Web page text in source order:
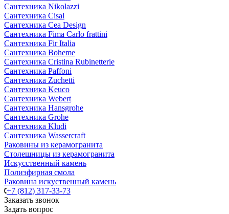
Сантехника Nikolazzi
Сантехника Cisal
Сантехника Cea Design
Сантехника Fima Carlo frattini
Сантехника Fir Italia
Сантехника Boheme
Сантехника Cristina Rubinetterie
Сантехника Paffoni
Сантехника Zuchetti
Сантехника Keuco
Сантехника Webert
Сантехника Hansgrohe
Сантехника Grohe
Сантехника Kludi
Сантехника Wassercraft
Раковины из керамогранита
Столешницы из керамогранита
Искусственный камень
Полиэфирная смола
Раковина искуственный камень
+7 (812) 317-33-73
Заказать звонок
Задать вопрос